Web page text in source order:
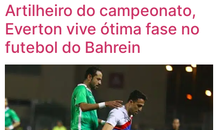
Artilheiro do campeonato,
Everton vive ótima fase no
futebol do Bahrein